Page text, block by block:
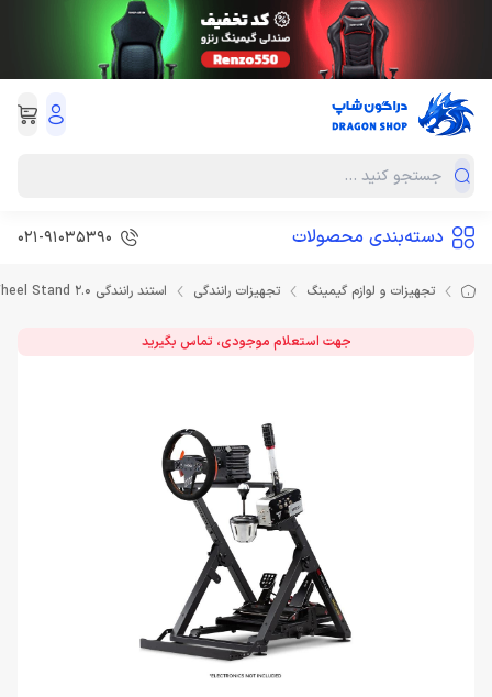
دسته‌بندی محصولات 021-91035390
تجهیزات و لوازم گیمینگ تجهیزات رانندگی استند رانندگی Next Level Racing Wheel Stand 2.0
جهت استعلام موجودی، تماس بگیرید